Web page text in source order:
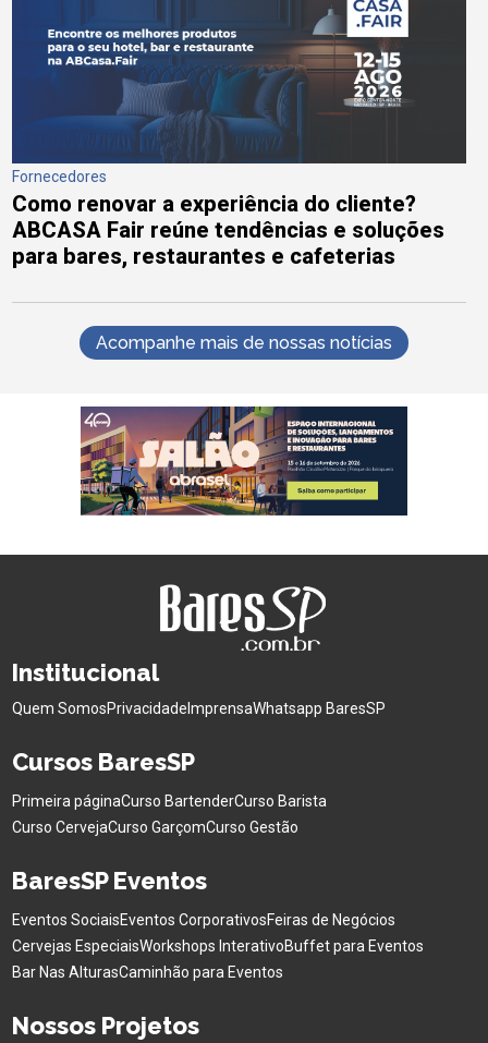
Fornecedores
Como renovar a experiência do cliente?
ABCASA Fair reúne tendências e soluções
para bares, restaurantes e cafeterias
Acompanhe mais de nossas notícias
Institucional
Quem SomosPrivacidade ImprensaWhatsapp BaresSP
Cursos BaresSP
Primeira páginaCurso BartenderCurso Barista
Curso CervejaCurso GarçomCurso Gestão
BaresSP Eventos
Eventos SociaisEventos CorporativosFeiras de Negócios
Cervejas EspeciaisWorkshops InterativoBuffet para Eventos
Bar Nas AlturasCaminhão para Eventos
Nossos Projetos